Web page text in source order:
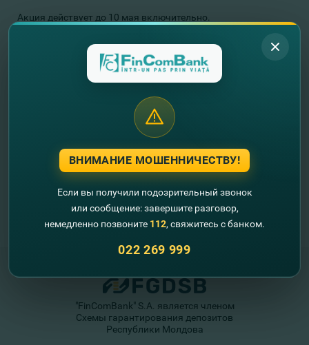
Акция действует до 10 мая включительно.
Другие новости
"FinComBank" S.A. является членом
Схемы гарантирования депозитов
Республики Молдова
ВНИМАНИЕ МОШЕННИЧЕСТВУ!
Если вы получили подозрительный звонок
или сообщение: завершите разговор,
немедленно позвоните 112, свяжитесь с банком.
022 269 999